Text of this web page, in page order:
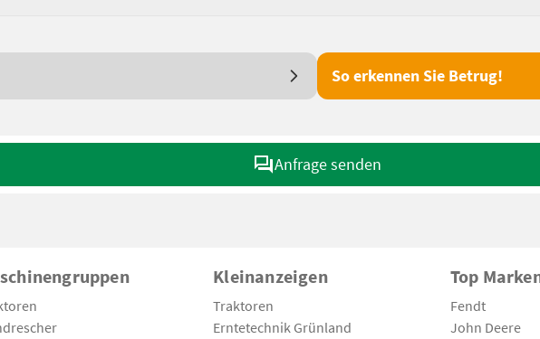
So erkennen Sie Betrug!
Anfrage senden
Kleinanzeigen
Traktoren
Erntetechnik Grünland
Top
Fendt
John Deere